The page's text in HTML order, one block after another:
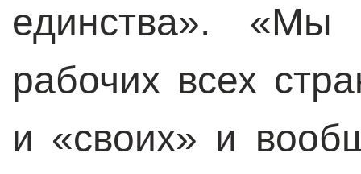
единства».
рабочих всех
и «своих» и